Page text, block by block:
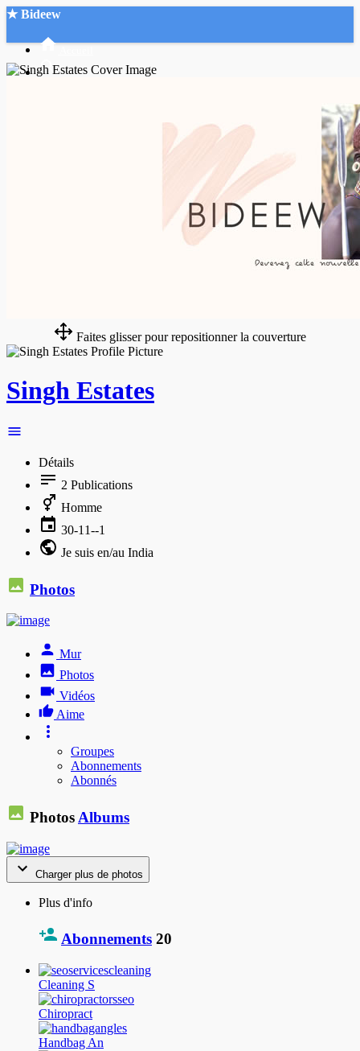
★ Bideew
Faites glisser pour repositionner la couverture
Singh Estates
Détails
2 Publications
Homme
30-11--1
Je suis en/au India
Photos
Mur
Photos
Vidéos
Aime
Groupes
Abonnements
Abonnés
Photos Albums
Charger plus de photos
Plus d'info
Abonnements 20
Cleaning S
Chiropract
Handbag An